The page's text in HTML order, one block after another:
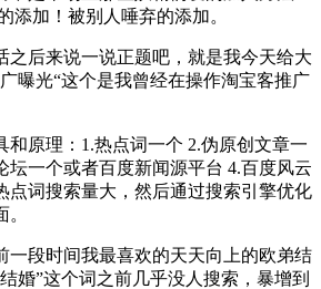
添加！被别人唾弃的添加。
之后来说一说正题吧，就是我今天给大
曝光“这个是我曾经在操作淘宝客推广
和原理：1.热点词一个 2.伪原创文章一
坛一个或者百度新闻源平台 4.百度风云
点词搜索量大，然后通过搜索引擎优化
一段时间我最喜欢的天天向上的欧弟结
婚”这个词之前几乎没人搜索，暴增到